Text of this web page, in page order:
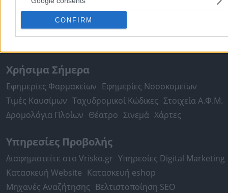
CONFIRM
Περιστέρι
Καβάλα Τρίπολη Καλλιθέα
Πειραιάς Κέρκυρα Χανιά Καλαμάτα
Χρήσιμα Σήμερα
Εφημερίες Φαρμακείων Εφημερίες Νοσοκομείων
Τιμές Καυσίμων Ταχυδρομικοί Κώδικες Στοιχεία Α.Φ.Μ.
Δρομολόγια Πλοίων Θέατρο Σινεμά Χάρτες
Υπηρεσίες Προβολής
Διαφημιστείτε στο Vrisko.gr Υπηρεσίες Digital Marketing
Κατασκευή Website Κατασκευή eshop
Μηχανές Αναζήτησης Βελτιστοποίηση SEO